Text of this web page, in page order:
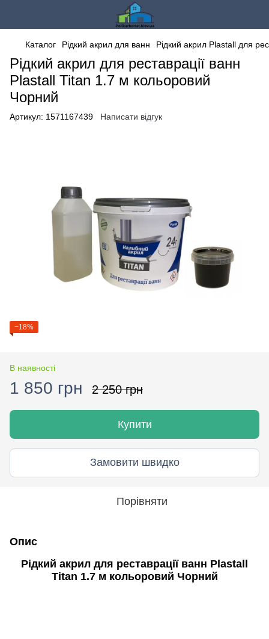
Каталог Рідкий акрил для ванн Рідкий акрил Plastall для
Рідкий акрил для реставрації ванн
Plastall Titan 1.7 м кольоровий
Чорний
Артикул: 1571167439 Написати відгук
−18%
В наявності
1 850 грн 2 250 грн
Купити
Замовити швидко
Порівняти
Опис
Рідкий акрил для реставрації ванн Plastall
Titan 1.7 м кольоровий Чорний